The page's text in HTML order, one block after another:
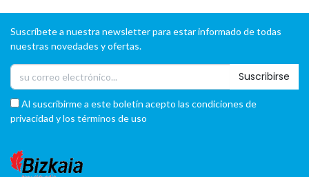
Suscríbete a nuestra newsletter para estar informado de todas
nuestras novedades y ofertas.
Suscribirse
Al suscribirme a este boletín acepto las condiciones de
privacidad y los términos de uso